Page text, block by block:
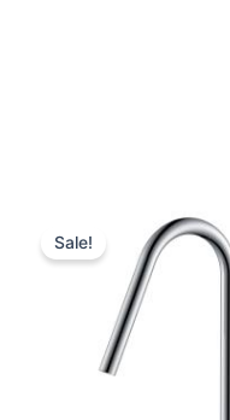
Sale!
precio
original
era:
111,32 €.
precio
actual